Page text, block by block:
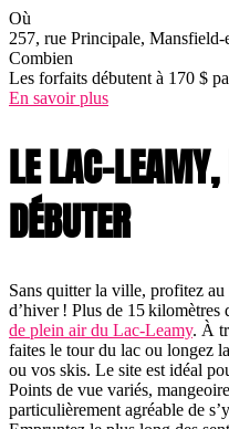
Où
257, rue Principale, Mansfield-
Combien
Les forfaits débutent à 170 $
En savoir plus
LE LAC-
DÉBUTER
Sans quitter la ville, profitez
d’hiver ! Plus de 15 kilomètres
de plein air du Lac-Leamy. À
faites le tour du lac ou longez
ou vos skis. Le site est idéal
Points de vue variés,
particulièrement agréable de